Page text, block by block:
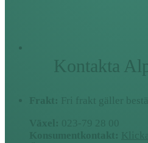
Kontakta
Frakt: Fri frakt gäller
023-79 28 00